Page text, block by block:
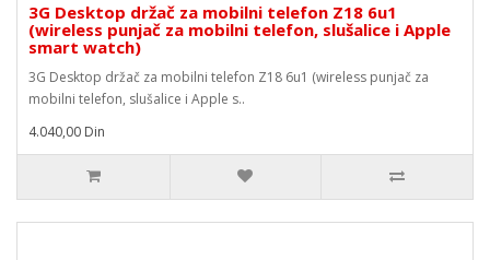
3G Desktop držač za mobilni telefon Z18 6u1
(wireless punjač za mobilni telefon, slušalice i Apple
smart watch)
3G Desktop držač za mobilni telefon Z18 6u1 (wireless punjač za
mobilni telefon, slušalice i Apple s..
4.040,00 Din